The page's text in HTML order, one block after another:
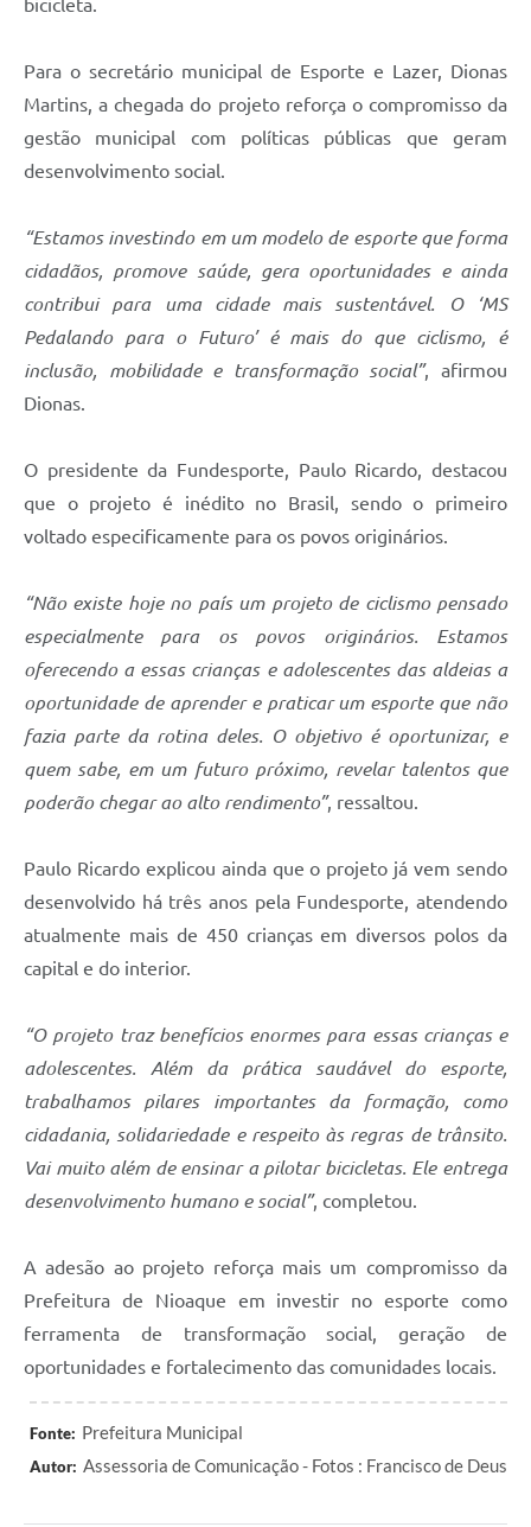
Para o secretário municipal de Esporte e Lazer, Dionas
Martins, a chegada do projeto reforça o compromisso da
gestão municipal com políticas públicas que geram
desenvolvimento social.
“Estamos investindo em um modelo de esporte que forma
cidadãos, promove saúde, gera oportunidades e ainda
contribui para uma cidade mais sustentável. O ‘MS
Pedalando para o Futuro’ é mais do que ciclismo, é
inclusão, mobilidade e transformação social”, afirmou
Dionas.
O presidente da Fundesporte, Paulo Ricardo, destacou
que o projeto é inédito no Brasil, sendo o primeiro
voltado especificamente para os povos originários.
“Não existe hoje no país um projeto de ciclismo pensado
especialmente para os povos originários. Estamos
oferecendo a essas crianças e adolescentes das aldeias a
oportunidade de aprender e praticar um esporte que não
fazia parte da rotina deles. O objetivo é oportunizar, e
quem sabe, em um futuro próximo, revelar talentos que
poderão chegar ao alto rendimento”, ressaltou.
Paulo Ricardo explicou ainda que o projeto já vem sendo
desenvolvido há três anos pela Fundesporte, atendendo
atualmente mais de 450 crianças em diversos polos da
capital e do interior.
“O projeto traz benefícios enormes para essas crianças e
adolescentes. Além da prática saudável do esporte,
trabalhamos pilares importantes da formação, como
cidadania, solidariedade e respeito às regras de trânsito.
Vai muito além de ensinar a pilotar bicicletas. Ele entrega
desenvolvimento humano e social”, completou.
A adesão ao projeto reforça mais um compromisso da
Prefeitura de Nioaque em investir no esporte como
ferramenta de transformação social, geração de
oportunidades e fortalecimento das comunidades locais.
Fonte: Prefeitura Municipal
Autor: Assessoria de Comunicação - Fotos : Francisco de Deus